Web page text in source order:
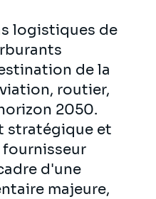
logistiques de
de la
routier,
2050.
stratégique et
d'une
majeure,